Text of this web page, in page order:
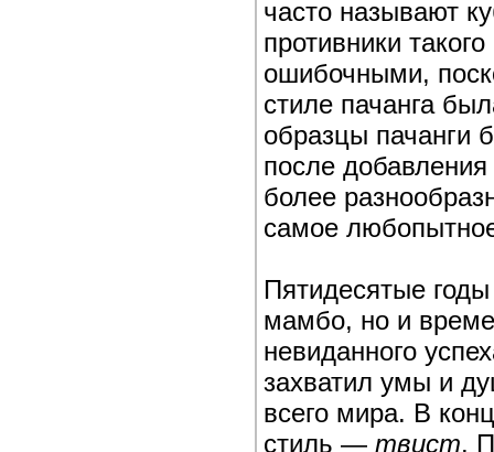
часто называют
противники
ошибочными,
стиле пачанга
образцы пачанги
после
более
самое
Пятидесятые
мамбо, но и
невиданного
захватил умы и
всего мира. В
стиль — твист.